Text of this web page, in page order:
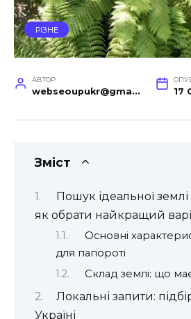
РІЗНЕ
АВТОР
webseoupukr@gmail.com 17
Зміст
Пошук ідеальної землі
як обрати найкращий
Основні
для папороті
Склад землі: що
Локальні запити:
Україні